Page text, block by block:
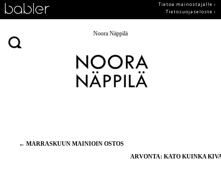
Tietoa mainostajalle ›
Tietosuojaseloste ›
Noora Näppilä
Artikkelien
← MARRASKUUN MAINIOIN OSTOS
ARVONTA: KATO KUINKA